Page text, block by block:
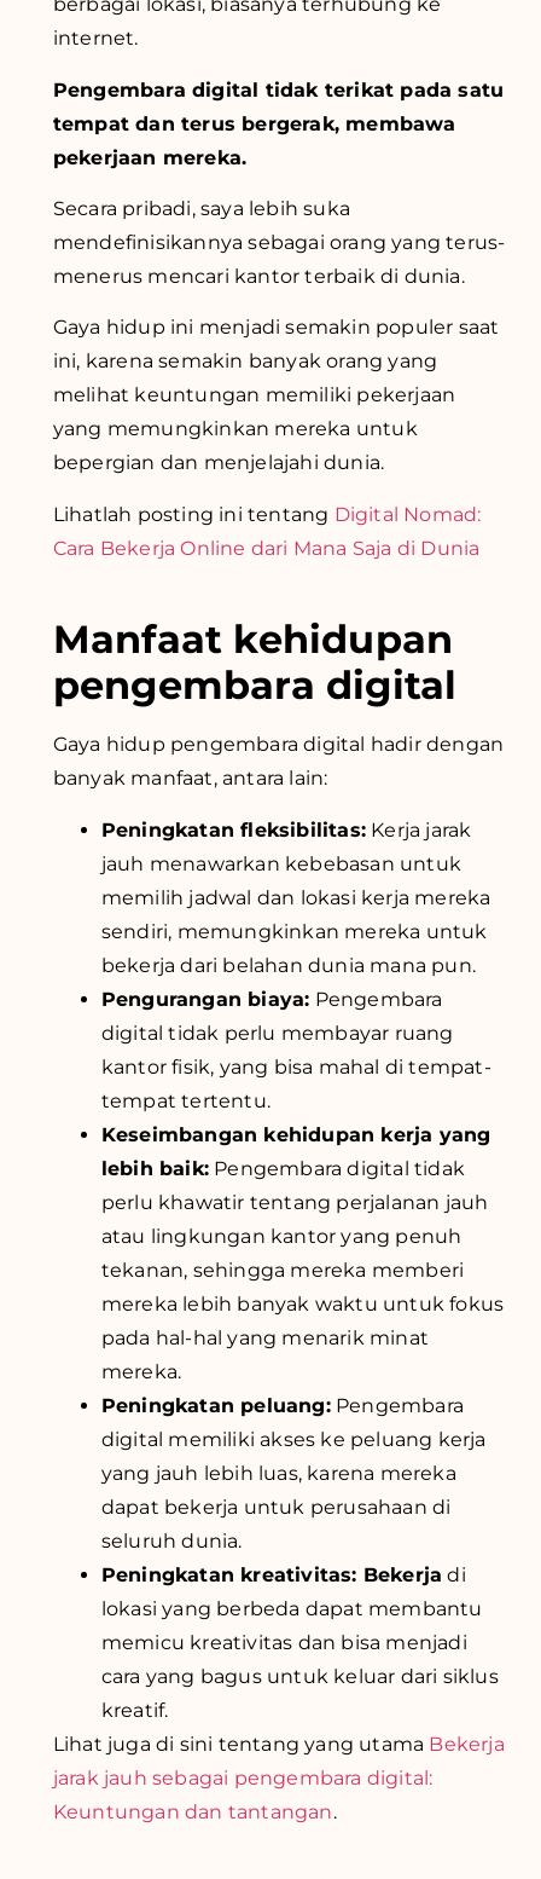
internet.
Pengembara digital tidak terikat pada satu
tempat dan terus bergerak, membawa
pekerjaan mereka.
Secara pribadi, saya lebih suka
mendefinisikannya sebagai orang yang terus-
menerus mencari kantor terbaik di dunia.
Gaya hidup ini menjadi semakin populer saat
ini, karena semakin banyak orang yang
melihat keuntungan memiliki pekerjaan
yang memungkinkan mereka untuk
bepergian dan menjelajahi dunia.
Lihatlah posting ini tentang Digital Nomad:
Cara Bekerja Online dari Mana Saja di Dunia
Manfaat kehidupan
pengembara digital
Gaya hidup pengembara digital hadir dengan
banyak manfaat, antara lain:
Peningkatan fleksibilitas: Kerja jarak
jauh menawarkan kebebasan untuk
memilih jadwal dan lokasi kerja mereka
sendiri, memungkinkan mereka untuk
bekerja dari belahan dunia mana pun.
Pengurangan biaya: Pengembara
digital tidak perlu membayar ruang
kantor fisik, yang bisa mahal di tempat-
tempat tertentu.
Keseimbangan kehidupan kerja yang
lebih baik: Pengembara digital tidak
perlu khawatir tentang perjalanan jauh
atau lingkungan kantor yang penuh
tekanan, sehingga mereka memberi
mereka lebih banyak waktu untuk fokus
pada hal-hal yang menarik minat
mereka.
Peningkatan peluang:Pengembara
digital memiliki akses ke peluang kerja
yang jauh lebih luas, karena mereka
dapat bekerja untuk perusahaan di
seluruh dunia.
Peningkatan kreativitas: Bekerja di
lokasi yang berbeda dapat membantu
memicu kreativitas dan bisa menjadi
cara yang bagus untuk keluar dari siklus
kreatif.
Lihat juga di sini tentang yang utama Bekerja
jarak jauh sebagai pengembara digital:
Keuntungan dan tantangan.